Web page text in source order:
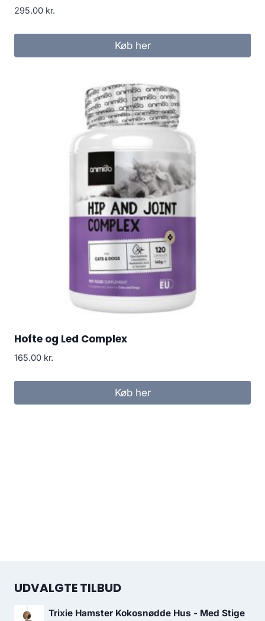
295.00 kr.
Køb her
Hofte og Led Complex
165.00 kr.
Køb her
UDVALGTE TILBUD
Trixie Hamster Kokosnødde Hus - Med Stige